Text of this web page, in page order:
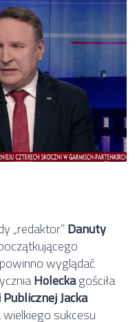
„redaktor”Danuty
wyglądać
Holeckagościła
Jacka
sukcesu